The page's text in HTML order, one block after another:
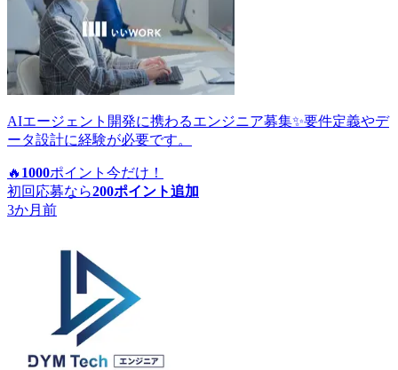
AIエージェント開発に携わるエンジニア募集✨要件定義やデ
ータ設計に経験が必要です。
🔥 1000ポイント 今だけ！
初回応募なら200ポイント追加
3か月前